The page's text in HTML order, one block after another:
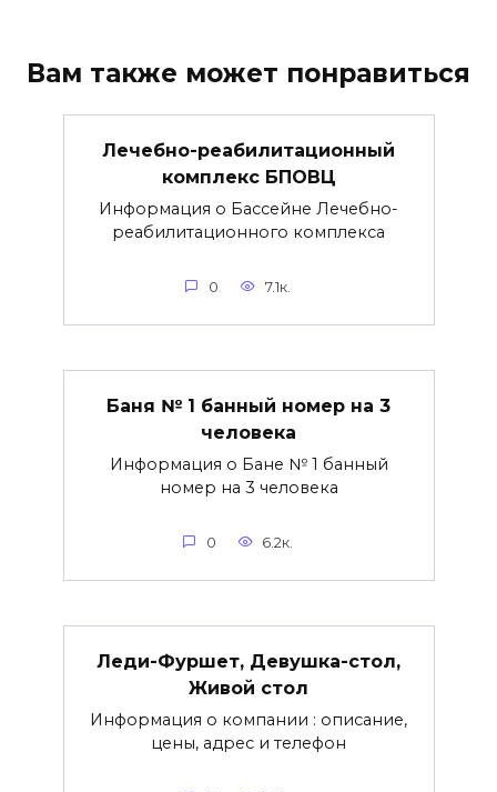
Вам также может понравиться
Лечебно-реабилитационный
комплекс БПОВЦ
Информация о Бассейне Лечебно-
реабилитационного комплекса
0 7.1к.
Баня № 1 банный номер на 3
человека
Информация о Бане № 1 банный
номер на 3 человека
0 6.2к.
Леди-Фуршет, Девушка-стол,
Живой стол
Информация о компании : описание,
цены, адрес и телефон